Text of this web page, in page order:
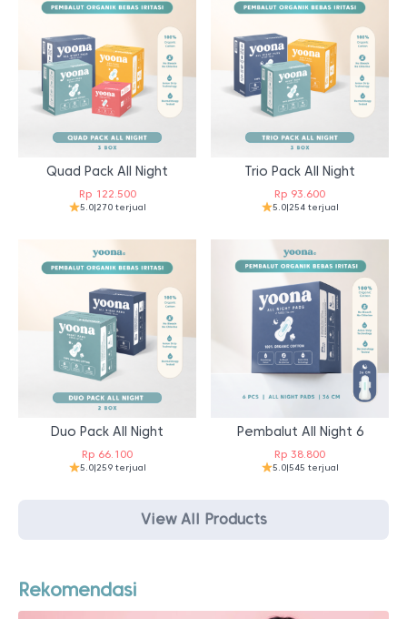
Quad Pack All Night
Rp122.500
5.0|270 terjual
Trio Pack All Night
Rp 93.600
5.0|254 terjual
Duo Pack All Night
Rp 66.100
5.0|259 terjual
Pembalut All Night 6
Rp 38.800
5.0|545 terjual
View All Products
Rekomendasi